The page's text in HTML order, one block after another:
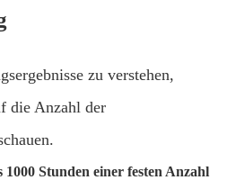
zu verstehen,
die Anzahl der
1000 Stunden einer festen Anzahl